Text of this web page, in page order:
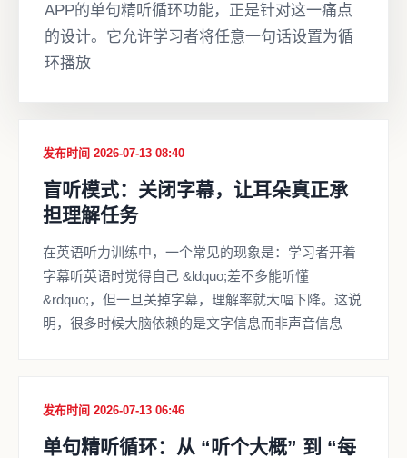
APP的单句精听循环功能，正是针对这一痛点
的设计。它允许学习者将任意一句话设置为循
环播放
发布时间 2026-07-13 08:40
盲听模式：关闭字幕，让耳朵真正承
担理解任务
在英语听力训练中，一个常见的现象是：学习者开着
字幕听英语时觉得自己 &ldquo;差不多能听懂
&rdquo;，但一旦关掉字幕，理解率就大幅下降。这说
明，很多时候大脑依赖的是文字信息而非声音信息
发布时间 2026-07-13 06:46
单句精听循环：从 “听个大概” 到 “每